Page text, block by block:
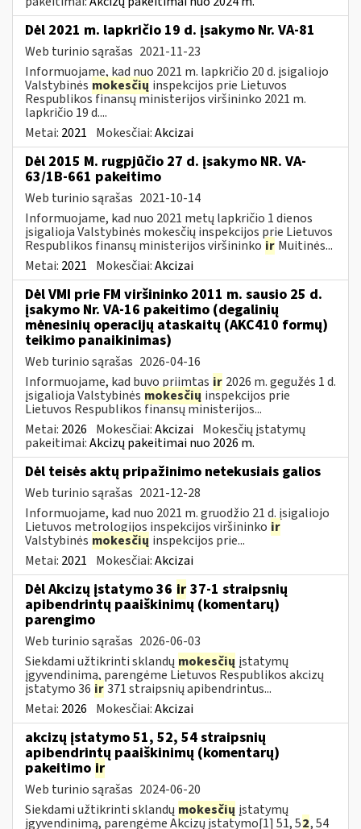
Dėl 2021 m. lapkričio 19 d. įsakymo Nr. VA-81
Web turinio sąrašas 2021-11-23
Informuojame, kad nuo 2021 m. lapkričio 20 d. įsigaliojo
Valstybinės mokesčių inspekcijos prie Lietuvos
Respublikos finansų ministerijos viršininko 2021 m.
lapkričio 19 d....
Metai: 2021 Mokesčiai:Akcizai
Dėl 2015 M. rugpjūčio 27 d. įsakymo NR. VA-
63/1B-661 pakeitimo
Web turinio sąrašas 2021-10-14
Informuojame, kad nuo 2021 metų lapkričio 1 dienos
įsigalioja Valstybinės mokesčių inspekcijos prie Lietuvos
Respublikos finansų ministerijos viršininko ir Muitinės...
Metai: 2021 Mokesčiai:Akcizai
Dėl VMI prie FM viršininko 2011 m. sausio 25 d.
įsakymo Nr. VA-16 pakeitimo (degalinių
mėnesinių operacijų ataskaitų (AKC410 formų)
teikimo panaikinimas)
Web turinio sąrašas 2026-04-16
Informuojame, kad buvo priimtas ir 2026 m. gegužės 1 d.
įsigalioja Valstybinės mokesčių inspekcijos prie
Lietuvos Respublikos finansų ministerijos...
Metai: 2026 Mokesčiai:Akcizai Mokesčių įstatymų
pakeitimai:Akcizų pakeitimai nuo 2026 m.
Dėl teisės aktų pripažinimo netekusiais galios
Web turinio sąrašas 2021-12-28
Informuojame, kad nuo 2021 m. gruodžio 21 d. įsigaliojo
Lietuvos metrologijos inspekcijos viršininko ir
Valstybinės mokesčių inspekcijos prie...
Metai: 2021 Mokesčiai:Akcizai
Dėl Akcizų įstatymo 36 ir 37-1 straipsnių
apibendrintų paaiškinimų (komentarų)
parengimo
Web turinio sąrašas 2026-06-03
Siekdami užtikrinti sklandų mokesčių įstatymų
įgyvendinimą, parengėme Lietuvos Respublikos akcizų
įstatymo 36 ir371 straipsnių apibendrintus...
Metai: 2026 Mokesčiai:Akcizai
akcizų įstatymo 51, 52, 54 straipsnių
apibendrintų paaiškinimų (komentarų)
pakeitimo ir
Web turinio sąrašas 2024-06-20
Siekdami užtikrinti sklandų mokesčių įstatymų
įgyvendinimą, parengėme Akcizų įstatymo[1] 51, 52, 54